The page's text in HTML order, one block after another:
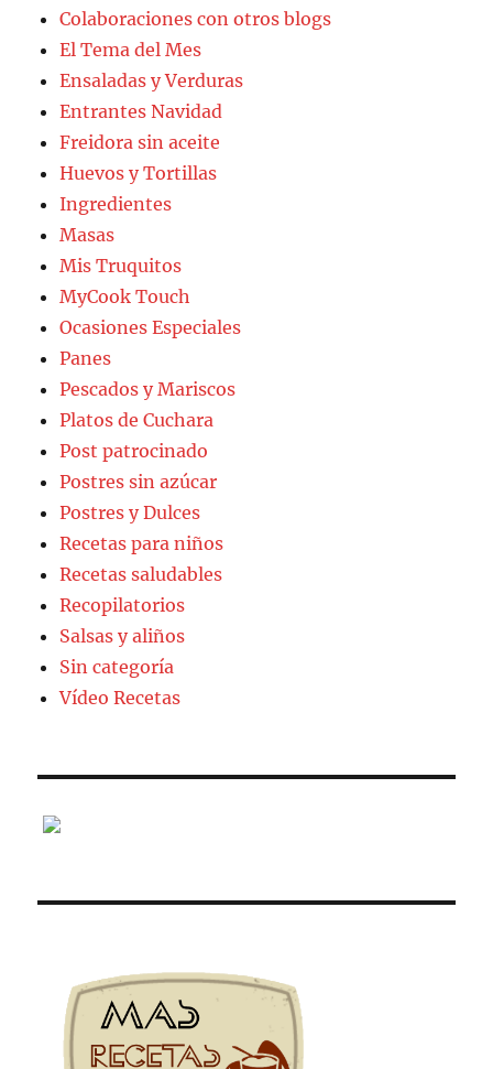
Colaboraciones con otros blogs
El Tema del Mes
Ensaladas y Verduras
Entrantes Navidad
Freidora sin aceite
Huevos y Tortillas
Ingredientes
Masas
Mis Truquitos
MyCook Touch
Ocasiones Especiales
Panes
Pescados y Mariscos
Platos de Cuchara
Post patrocinado
Postres sin azúcar
Postres y Dulces
Recetas para niños
Recetas saludables
Recopilatorios
Salsas y aliños
Sin categoría
Vídeo Recetas